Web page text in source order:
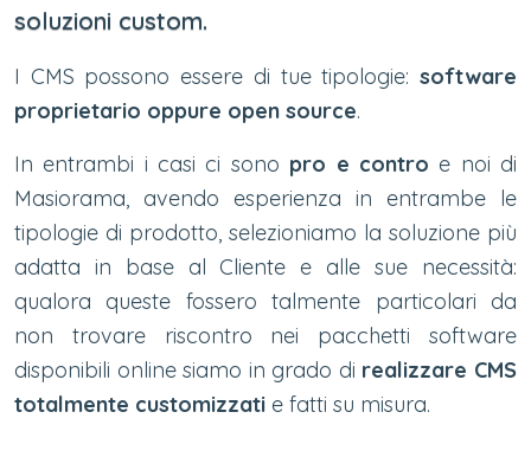
soluzioni custom.
I CMS possono essere di tue tipologie: software
proprietario oppure open source.
In entrambi i casi ci sono pro e contro e noi di
Masiorama, avendo esperienza in entrambe le
tipologie di prodotto, selezioniamo la soluzione più
adatta in base al Cliente e alle sue necessità:
qualora queste fossero talmente particolari da
non trovare riscontro nei pacchetti software
disponibili online siamo in grado di realizzare CMS
totalmente customizzati e fatti su misura.